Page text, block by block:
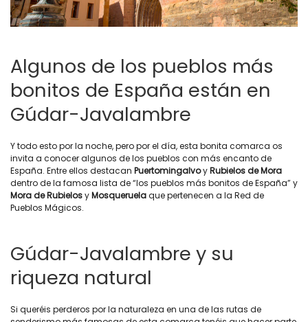
Algunos de los pueblos más
bonitos de España están en
Gúdar-Javalambre
Y todo esto por la noche, pero por el día, esta bonita comarca os
invita a conocer algunos de los pueblos con más encanto de
España. Entre ellos destacan PuertomingalvoyRubielos de Mora
dentro de la famosa lista de “los pueblos más bonitos de España” y
Mora de RubielosyMosqueruelaque pertenecen a la Red de
Pueblos Mágicos.
Gúdar-Javalambre y su
riqueza natural
Si queréis perderos por la naturaleza en una de las rutas de